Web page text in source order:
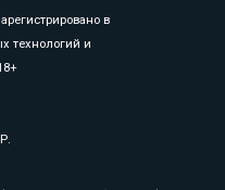
в
технологий и